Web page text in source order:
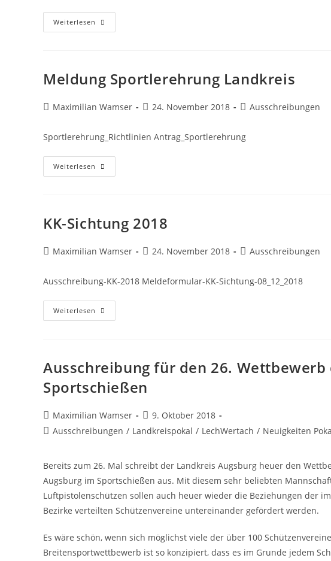
Weiterlesen Meldeunterlagen
Für
Meldung Sportlerehrung Landkreis
Beitrags-
Maximilian Wamser
Beitrag
24. November 2018
Beitrags-
Ausschreibungen
Sportlerehrung_Richtlinien Antrag_Sportlerehrung
Weiterlesen Meldung
Sportlerehrung
KK-Sichtung 2018
Beitrags-
Maximilian Wamser
Beitrag
24. November 2018
Beitrags-
Ausschreibungen
Ausschreibung-KK-2018 Meldeformular-KK-Sichtung-08_12_2018
Weiterlesen KK-
Sichtung
Ausschreibung für den 26.
Sportschießen
Beitrags-
Autor:
Maximilian Wamser
Beitrag
veröffentlicht:
9. Oktober 2018
Beitrags-
Ausschreibungen / Landkreispokal / LechWertach / Neuigkeiten
Bereits zum 26. Mal schreibt der Landkreis Augsburg heuer den
Augsburg im Sportschießen aus. Mit diesem sehr beliebten
Luftpistolenschützen sollen auch heuer wieder die Beziehungen der
Bezirke verteilten Schützenvereine untereinander gefördert werden.
Es wäre schön, wenn sich möglichst viele der über 100
Breitensportwettbewerb ist so konzipiert, dass es im Grunde jedem